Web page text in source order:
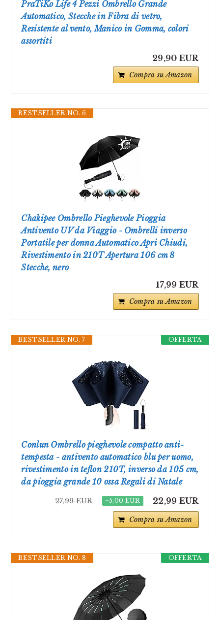
PraTiKo Life 4 Pezzi Ombrello Grande
Automatico, Stecche in Fibra di vetro,
Resistente al vento, Manico in Gomma, colori
assortiti
29,90 EUR
Compra su Amazon
BESTSELLER NO. 6
Chakipee Ombrello Pieghevole Pioggia
Antivento UV da Viaggio - Ombrelli inverso
Portatile per donna Automatico Apri Chiudi,
Rivestimento in 210T Apertura 106 cm 8
Stecche, nero
17,99 EUR
Compra su Amazon
OFFERTA
BESTSELLER NO. 7
Conlun Ombrello pieghevole compatto anti-
tempesta - antivento automatico blu per uomo,
rivestimento in teflon 210T, inverso da 105 cm,
da pioggia grande 10 ossa Regali di Natale
27,99 EUR −5,00 EUR 22,99 EUR
Compra su Amazon
OFFERTA
BESTSELLER NO. 8